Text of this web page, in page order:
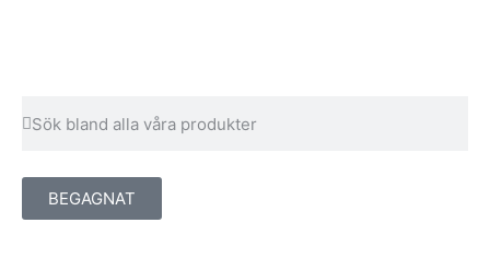
BEGAGNAT